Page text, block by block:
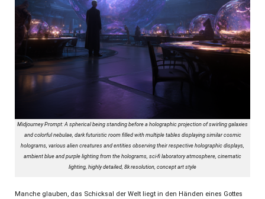
Midjourney Prompt: A spherical being standing before a holographic projection of swirling galaxies
and colorful nebulae, dark futuristic room filled with multiple tables displaying similar cosmic
holograms, various alien creatures and entities observing their respective holographic displays,
ambient blue and purple lighting from the holograms, sci-fi laboratory atmosphere, cinematic
lighting, highly detailed, 8k resolution, concept art style
Manche glauben, das Schicksal der Welt liegt in den Händen eines Gottes